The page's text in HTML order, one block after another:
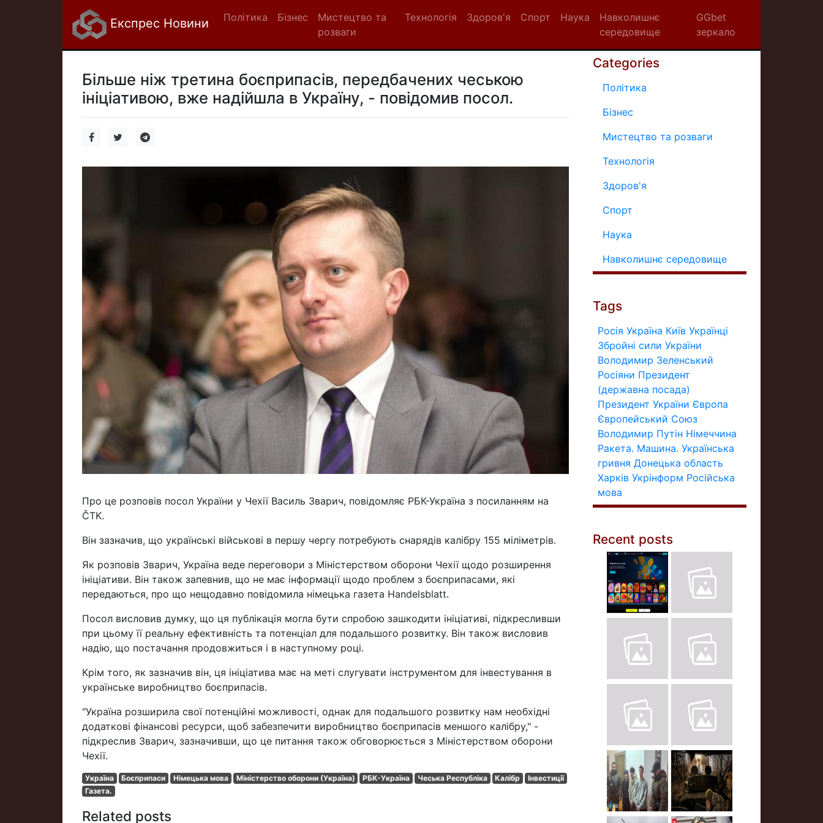
Експрес Новини Політика Бізнес
Мистецтво та
розваги
Технологія Здоров'я Спорт Наука
Навколишнє
середовище
GGbet
зеркало
Більше ніж третина боєприпасів, передбачених чеською
ініціативою, вже надійшла в Україну, - повідомив посол.
Про це розповів посол України у Чехії Василь Зварич, повідомляє РБК-Україна з посиланням на
ČTK.
Він зазначив, що українські військові в першу чергу потребують снарядів калібру 155 міліметрів.
Як розповів Зварич, Україна веде переговори з Міністерством оборони Чехії щодо розширення
ініціативи. Він також запевнив, що не має інформації щодо проблем з боєприпасами, які
передаються, про що нещодавно повідомила німецька газета Handelsblatt.
Посол висловив думку, що ця публікація могла бути спробою зашкодити ініціативі, підкресливши
при цьому її реальну ефективність та потенціал для подальшого розвитку. Він також висловив
надію, що постачання продовжиться і в наступному році.
Крім того, як зазначив він, ця ініціатива має на меті слугувати інструментом для інвестування в
українське виробництво боєприпасів.
"Україна розширила свої потенційні можливості, однак для подальшого розвитку нам необхідні
додаткові фінансові ресурси, щоб забезпечити виробництво боєприпасів меншого калібру," -
підкреслив Зварич, зазначивши, що це питання також обговорюється з Міністерством оборони
Чехії.
Україна Боєприпаси Німецька мова Міністерство оборони (Україна) РБК-Україна Чеська Республіка Калібр
Інвестиції
Газета.
Related posts
Categories
Політика
Бізнес
Мистецтво та розваги
Технологія
Здоров'я
Спорт
Наука
Навколишнє середовище
Tags
Росія Україна Київ Українці
Збройні сили України
Володимир Зеленський
Росіяни Президент
(державна посада)
Президент України Європа
Європейський Союз
Володимир Путін Німеччина
Ракета. Машина. Українська
гривня Донецька область
Харків Укрінформ Російська
мова
Recent posts